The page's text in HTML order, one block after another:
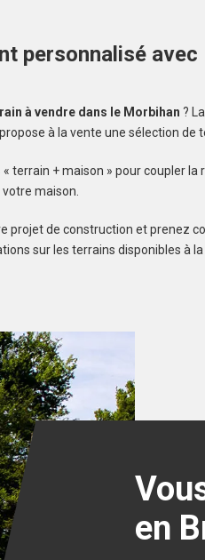
personnalisé
à vendre dans le Morbihan ?
à la vente une sélection de
terrain + maison » pour coupler la
maison.
projet de construction et prenez
sur les terrains disponibles à la
en